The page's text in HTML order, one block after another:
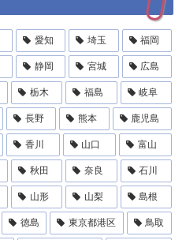
愛知 埼玉 福岡
静岡 宮城 広島
栃木 福島 岐阜
長野 熊本 鹿児島
香川 山口 富山
秋田 奈良 石川
山形 山梨 島根
徳島 東京都港区 鳥取